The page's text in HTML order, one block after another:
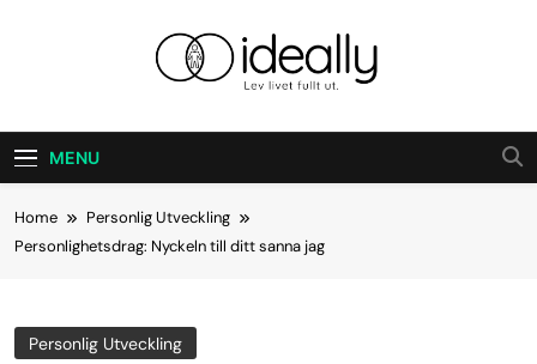
Ideally
MENU
Home
Personlig Utveckling
Personlighetsdrag: Nyckeln till ditt sanna jag
Personlig Utveckling